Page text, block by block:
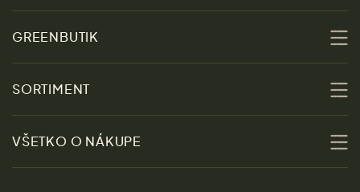
GREENBUTIK
Udržateľnosť
SORTIMENT
Zľavy
Ženy
VŠETKO O NÁKUPE